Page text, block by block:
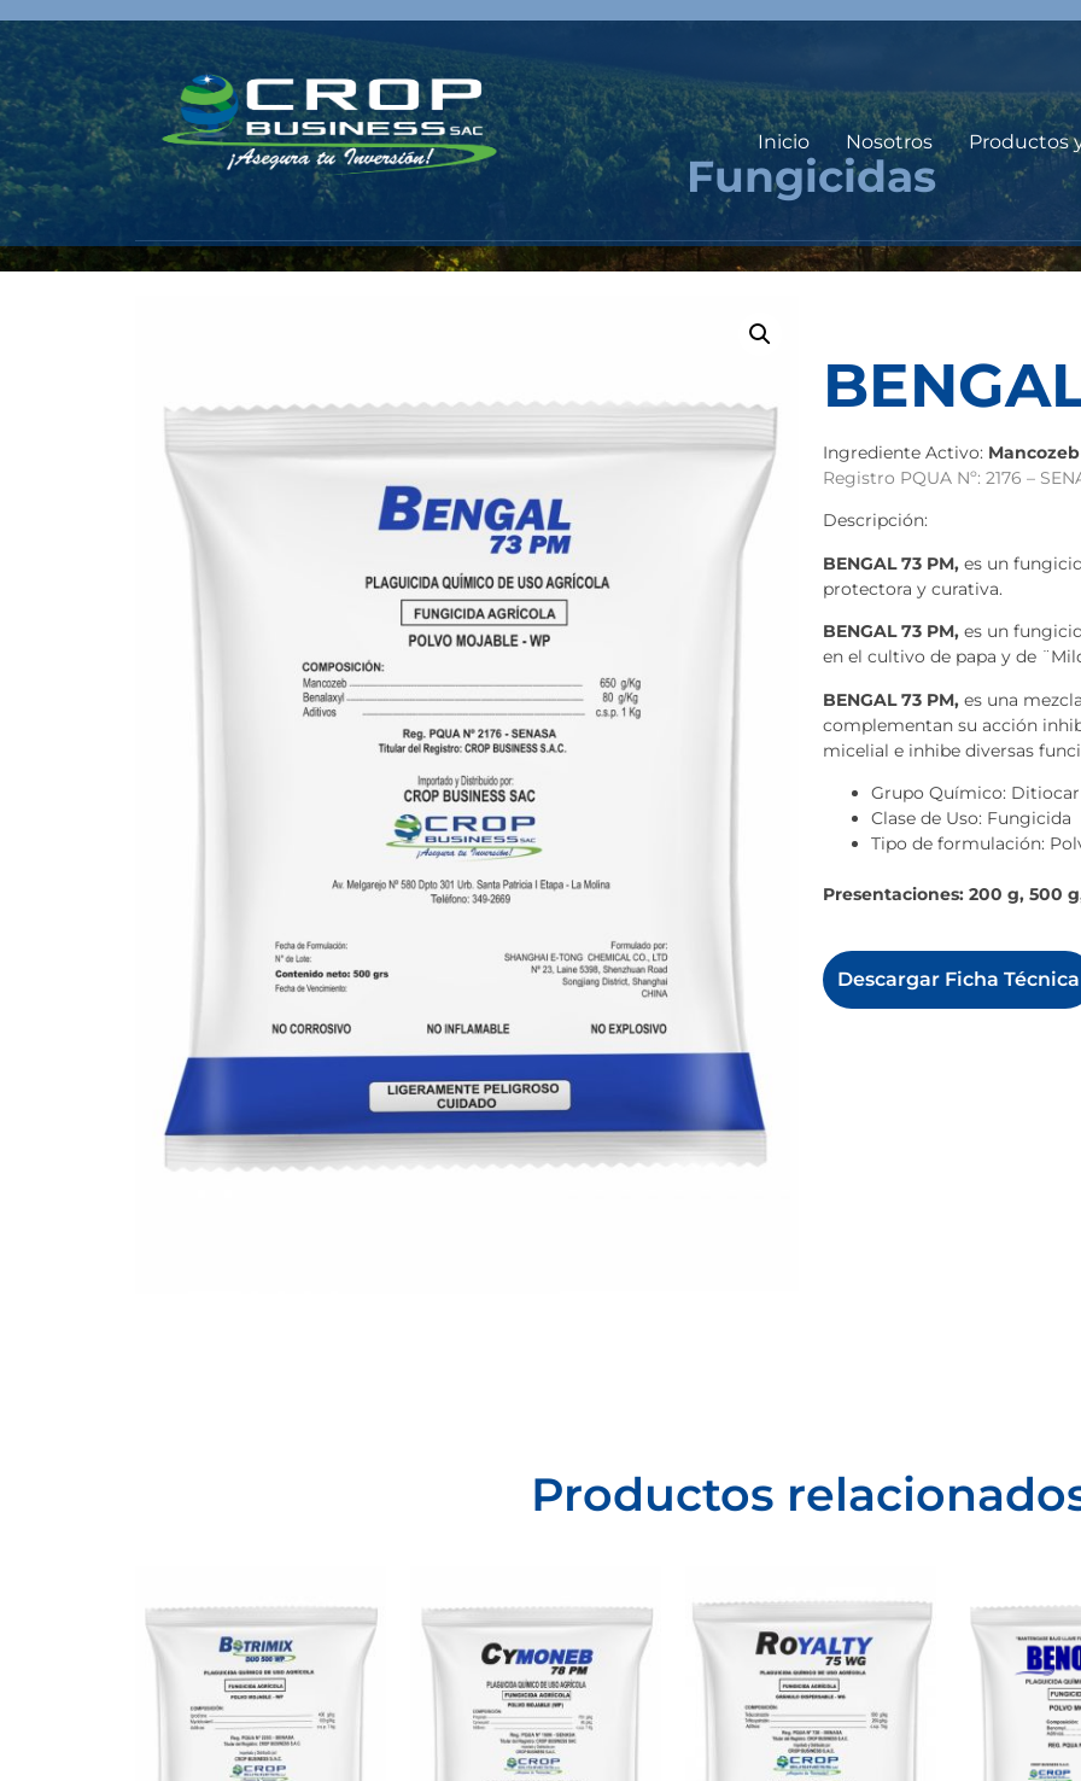
Inicio Nosotros Productos
Fungicidas
Ingrediente Activo:
Registro PQUA Nº: 2176 –
Descripción:
BENGAL 73 PM, es un
protectora y curativa.
BENGAL 73 PM, es un
en el cultivo de papa y de
BENGAL 73 PM, es una
complementan su acción
micelial e inhibe diversas
Grupo Químico:
Clase de Uso: Fungicida
Tipo de formulación:
Presentaciones: 200 g, 500
Descargar Ficha Técnica
Productos